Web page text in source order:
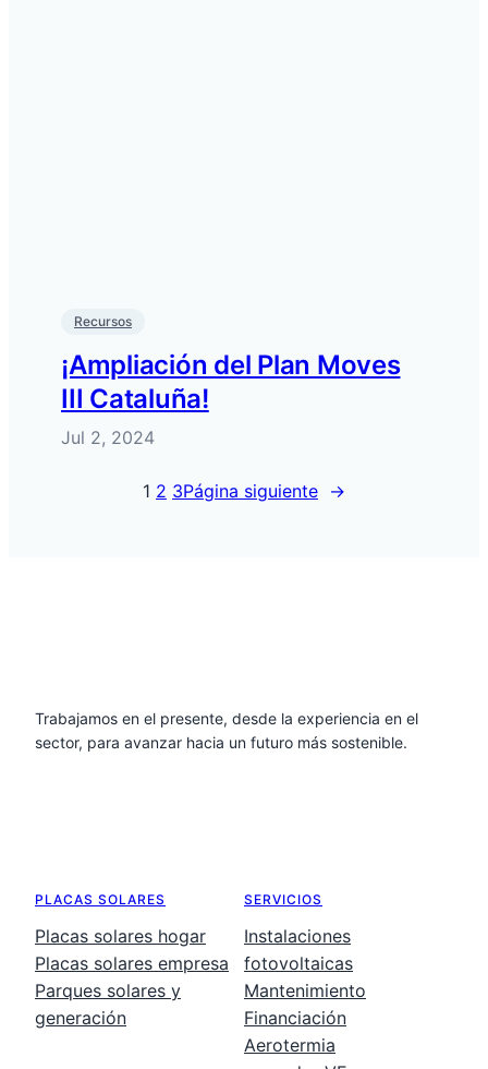
Recursos
¡Ampliación del Plan Moves
III Cataluña!
Jul 2, 2024
1 2 3Página siguiente →
Trabajamos en el presente, desde la experiencia en el
sector, para avanzar hacia un futuro más sostenible.
PLACAS SOLARES
Placas solares hogar
Placas solares empresa
Parques solares y
generación
SERVICIOS
Instalaciones
fotovoltaicas
Mantenimiento
Financiación
Aerotermia